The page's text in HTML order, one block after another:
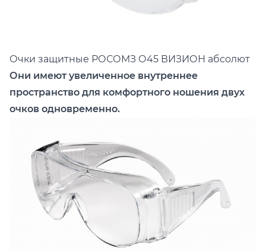
Очки защитные РОСОМЗ О45 ВИЗИОН абсолют
Они имеют увеличенное внутреннее
пространство для комфортного ношения двух
очков одновременно.